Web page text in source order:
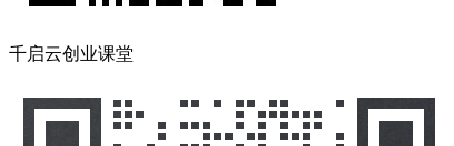
千启云创业课堂